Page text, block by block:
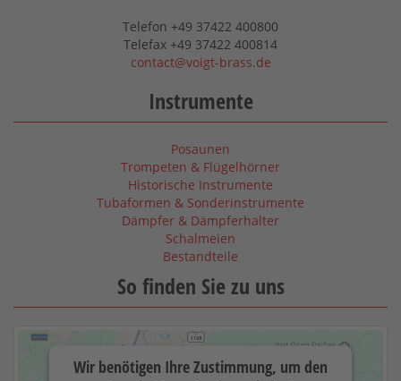
Telefon +49 37422 400800
Telefax +49 37422 400814
contact@voigt-brass.de
Instrumente
Posaunen
Trompeten & Flügelhörner
Historische Instrumente
Tubaformen & Sonderinstrumente
Dämpfer & Dämpferhalter
Schalmeien
Bestandteile
So finden Sie zu uns
Wir benötigen Ihre Zustimmung, um den